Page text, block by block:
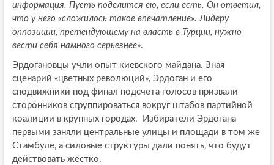
информация. Пусть поделится ею, если есть. Он ответил,
что у него «сложилось такое впечатление». Лидеру
оппозиции, претендующему на власть в Турции, нужно
вести себя намного серьезнее».
Эрдогановцы учли опыт киевского майдана. Зная
сценарий «цветных революций», Эрдоган и его
сподвижники под финал подсчета голосов призвали
сторонников сгруппироваться вокруг штабов партийной
коалиции в крупных городах. Избиратели Эрдогана
первыми заняли центральные улицы и площади в том же
Стамбуле, а силовые структуры дали понять, что будут
действовать жестко.